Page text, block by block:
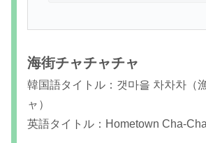
海街チャチャチャ
韓国語タイトル：갯마을 차차차（
ャ）
英語タイトル：Hometown Cha-